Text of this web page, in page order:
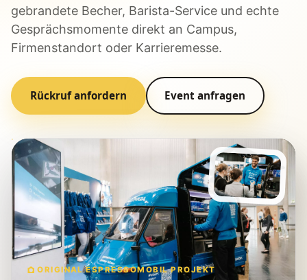
gebrandete Becher, Barista-Service und echte
Gesprächsmomente direkt an Campus,
Firmenstandort oder Karrieremesse.
Rückruf anfordern Event anfragen
ORIGINAL ESPRESSOMOBIL PROJEKT